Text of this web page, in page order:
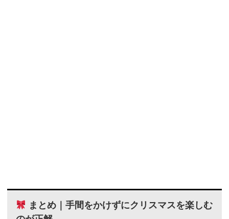
まとめ｜手間をかけずにクリスマスを楽しむ